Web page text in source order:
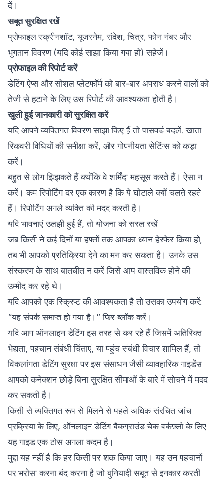
दें।
सबूत सुरक्षित रखें
प्रोफाइल स्क्रीनशॉट, यूजरनेम, संदेश, चित्र, फोन नंबर और
भुगतान विवरण (यदि कोई साझा किया गया हो) सहेजें।
प्रोफाइल की रिपोर्ट करें
डेटिंग ऐप्स और सोशल प्लेटफॉर्म को बार-बार अपराध करने वालों को
तेजी से हटाने के लिए उस रिपोर्ट की आवश्यकता होती है।
खुली हुई जानकारी को सुरक्षित करें
यदि आपने व्यक्तिगत विवरण साझा किए हैं तो पासवर्ड बदलें, खाता
रिकवरी विधियों की समीक्षा करें, और गोपनीयता सेटिंग्स को कड़ा
करें।
बहुत से लोग झिझकते हैं क्योंकि वे शर्मिंदा महसूस करते हैं। ऐसा न
करें। कम रिपोर्टिंग दर एक कारण है कि ये घोटाले क्यों चलते रहते
हैं। रिपोर्टिंग अगले व्यक्ति की मदद करती है।
यदि भावनाएं उलझी हुई हैं, तो योजना को सरल रखें
जब किसी ने कई दिनों या हफ्तों तक आपका ध्यान हेरफेर किया हो,
तब भी आपको प्रतिक्रिया देने का मन कर सकता है। उनके उस
संस्करण के साथ बातचीत न करें जिसे आप वास्तविक होने की
उम्मीद कर रहे थे।
यदि आपको एक स्क्रिप्ट की आवश्यकता है तो उसका उपयोग करें:
“यह संपर्क समाप्त हो गया है।” फिर ब्लॉक करें।
यदि आप ऑनलाइन डेटिंग इस तरह से कर रहे हैं जिसमें अतिरिक्त
भेद्यता, पहचान संबंधी चिंताएं, या पहुंच संबंधी विचार शामिल हैं, तो
विकलांगता डेटिंग सुरक्षापर इस संसाधन जैसी व्यावहारिक गाइडेंस
आपको कनेक्शन छोड़े बिना सुरक्षित सीमाओं के बारे में सोचने में मदद
कर सकती है।
किसी से व्यक्तिगत रूप से मिलने से पहले अधिक संरचित जांच
प्रक्रिया के लिए, ऑनलाइन डेटिंग बैकग्राउंड चेक वर्कफ़्लोके लिए
यह गाइड एक ठोस अगला कदम है।
मुद्दा यह नहीं है कि हर किसी पर शक किया जाए। यह उन पहचानों
पर भरोसा करना बंद करना है जो बुनियादी सबूत से इनकार करती